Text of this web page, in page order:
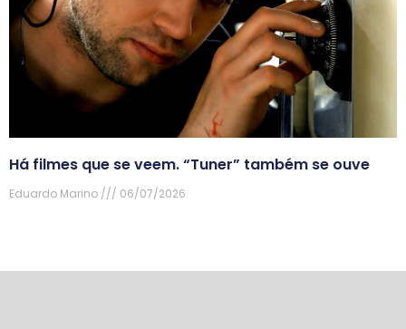
Há filmes que se veem. “Tuner” também se ouve
Eduardo Marino 06/07/2026